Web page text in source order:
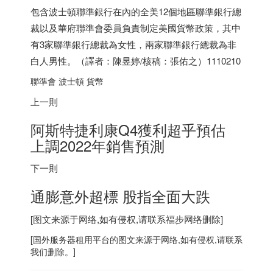
包含波士頓聯準銀行在內的全美12個地區聯準銀行總
裁以及華府聯準會委員負責制定美國貨幣政策，其中
有3家聯準銀行總裁為女性，兩家聯準銀行總裁為非
白人男性。（譯者：陳昱婷/核稿：張佑之）1110210
聯準會 波士頓 貨幣
上一則
阿斯特捷利康Q4獲利超乎預估
上調2022年銷售預測
下一則
通膨意外超標 股指全面大跌
[图文来源于网络,如有侵权,请联系福步网络删除]
[国外服务器租用平台的图文来源于网络,如有侵权,请联系
我们删除。]